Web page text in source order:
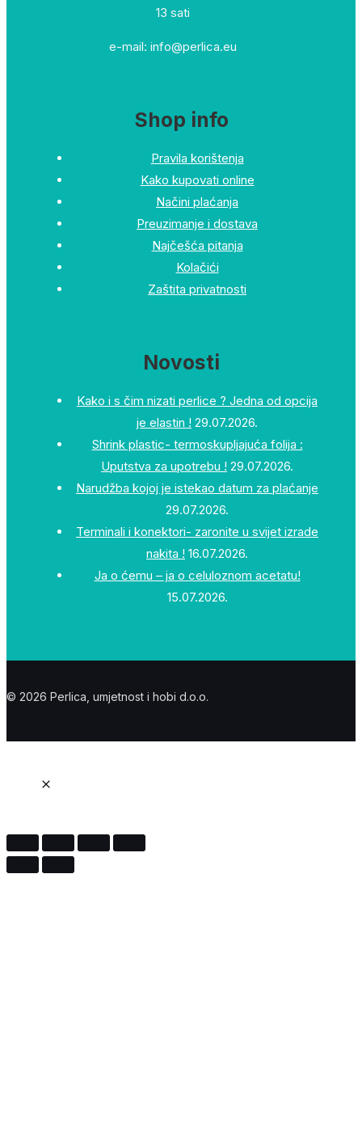
13 sati
e-mail: info@perlica.eu
Shop info
Pravila korištenja
Kako kupovati online
Načini plaćanja
Preuzimanje i dostava
Najčešća pitanja
Kolačići
Zaštita privatnosti
Novosti
Kako i s čim nizati perlice ? Jedna od opcija
je elastin ! 29.07.2026.
Shrink plastic- termoskupljajuća folija :
Uputstva za upotrebu ! 29.07.2026.
Narudžba kojoj je istekao datum za plaćanje
29.07.2026.
Terminali i konektori- zaronite u svijet izrade
nakita ! 16.07.2026.
Ja o ćemu – ja o celuloznom acetatu!
15.07.2026.
© 2026 Perlica, umjetnost i hobi d.o.o.